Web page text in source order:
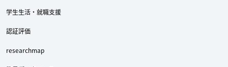
学生生活・就職支援
認証評価
researchmap